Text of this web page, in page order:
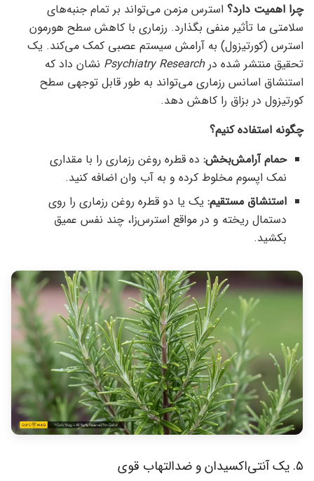
چرا اهمیت دارد؟ استرس مزمن می‌تواند بر تمام جنبه‌های
سلامتی ما تأثیر منفی بگذارد. رزماری با کاهش سطح هورمون
استرس (کورتیزول) به آرامش سیستم عصبی کمک می‌کند. یک
تحقیق منتشر شده درPsychiatry Research نشان داد که
استنشاق اسانس رزماری می‌تواند به طور قابل توجهی سطح
کورتیزول در بزاق را کاهش دهد.
چگونه استفاده کنیم؟
حمام آرامش‌بخش: ده قطره روغن رزماری را با مقداری
نمک اپسوم مخلوط کرده و به آب وان اضافه کنید.
استنشاق مستقیم: یک یا دو قطره روغن رزماری را روی
دستمال ریخته و در مواقع استرس‌زا، چند نفس عمیق
بکشید.
۵. یک آنتی‌اکسیدان و ضدالتهاب قوی